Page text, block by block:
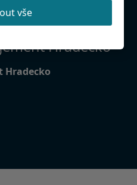
Hradecko
Hradecko
vše